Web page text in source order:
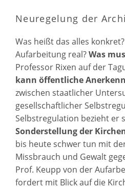
Neuregelung der
Was heißt das alles
Aufarbeitung real?Was
Professor Rixen auf der
kann öffentliche
zwischen staatlicher
gesellschaftlicher
Selbstregulation bezieht er
Sonderstellung der
bis heute schwer tun mit
Missbrauch und Gewalt
Prof. Keupp von der
fordert mit Blick auf die